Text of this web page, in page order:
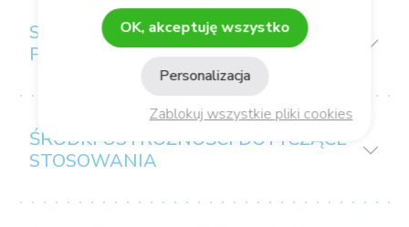
SPOSÓB UŻYCIA/
PRZECHOWYWANIA
ŚRODKI OSTROŻNOŚCI DOTYCZĄCE
STOSOWANIA
OK, akceptuję wszystko
Zablokuj wszystkie pliki cookies
Personalizacja